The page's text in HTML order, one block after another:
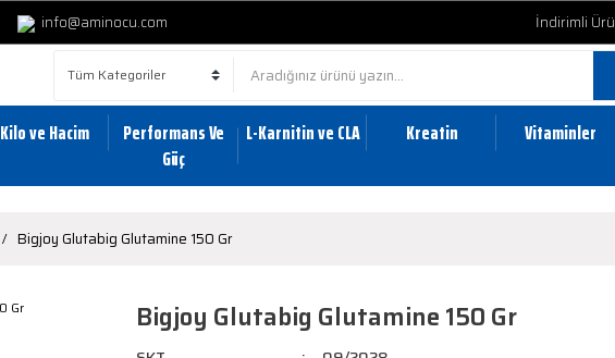
info@aminocu.com İndirimli
Kilo ve Hacim
Performans Ve
Güç
L-Karnitin ve CLA Kreatin Vitaminler
Bigjoy Glutabig Glutamine 150 Gr
Bigjoy Glutabig Glutamine 150 Gr